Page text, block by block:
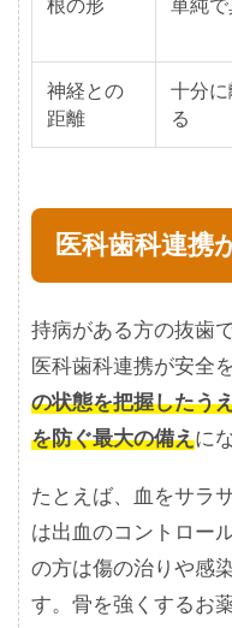
根の形 単純
神経との
距離
十分
る
医科歯科連携
持病がある方の抜歯
医科歯科連携が安全
の状態を把握したう
を防ぐ最大の備えに
たとえば、血をサラ
は出血のコントロー
の方は傷の治りや感
す。骨を強くするお